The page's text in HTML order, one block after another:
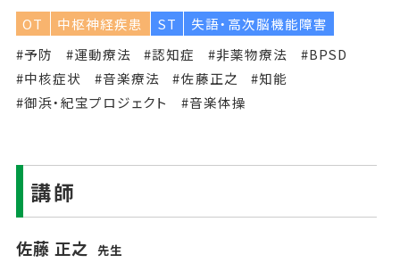
OT 中枢神経疾患 ST
失語・高次脳機能障害
#予防
#運動療法 #認知症 #非薬物療法
#BPSD
#中核症状
#音楽療法 #佐藤正之
#知能
#御浜・紀宝プロジェクト
#音楽体操
講師
佐藤 正之 先生